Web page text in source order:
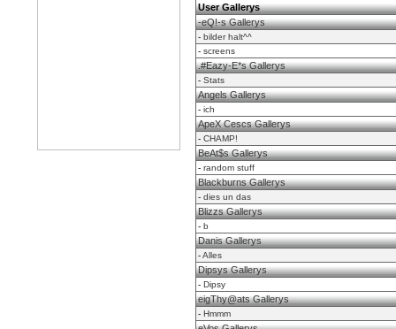
User Gallerys
-eQ!-s Gallerys
- bilder halt^^
- screens
.#Eazy-E*s Gallerys
- Stats
Angels Gallerys
- ich
ApeX Cescs Gallerys
- CHAMP!
BeAt$s Gallerys
- random stuff
Blackburns Gallerys
- dies un das
Blizzs Gallerys
- b
Danis Gallerys
-Alles
Dipsys Gallerys
- Dipsy
eigThy@ats Gallerys
- Hmmm